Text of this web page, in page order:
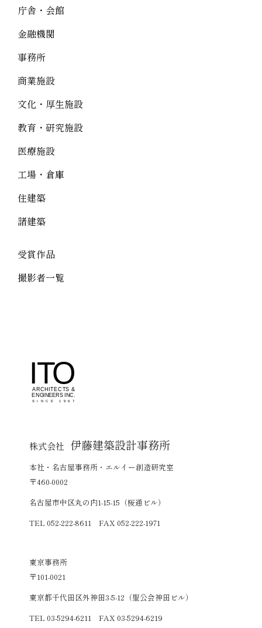
庁舎・会館
金融機関
事務所
商業施設
文化・厚生施設
教育・研究施設
医療施設
工場・倉庫
住建築
諸建築
受賞作品
撮影者一覧
株式会社 伊藤建築設計事務所
本社・名古屋事務所・エルイー創造研究室
〒460-0002
名古屋市中区丸の内1-15-15（桜通ビル）
TEL 052-222-8611 FAX 052-222-1971
東京事務所
〒101-0021
東京都千代田区外神田3-5-12（聖公会神田ビル）
TEL 03-5294-6211 FAX 03-5294-6219